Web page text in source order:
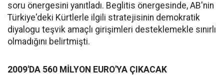
soru önergesini yanıtladı. Beglitis önergesinde, AB'nin
Türkiye'deki Kürtlerle ilgili stratejisinin demokratik
diyalogu teşvik amaçlı girişimleri desteklemekle sınırlı
olmadığını belirtmişti.
2009'DA 560 MİLYON EURO'YA ÇIKACAK